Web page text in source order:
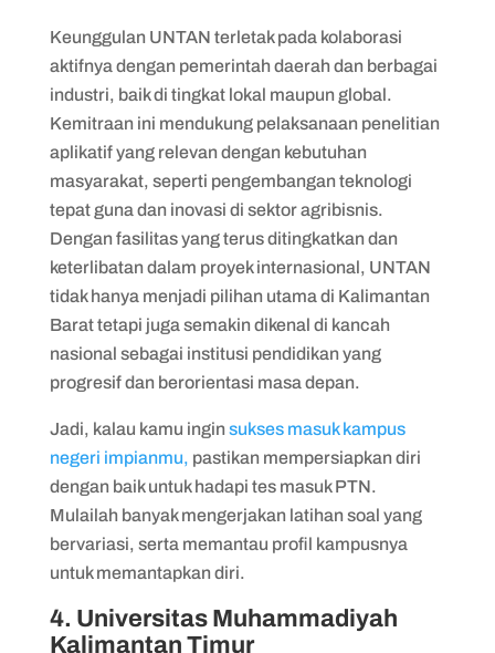
Keunggulan UNTAN terletak pada kolaborasi
aktifnya dengan pemerintah daerah dan berbagai
industri, baik di tingkat lokal maupun global.
Kemitraan ini mendukung pelaksanaan penelitian
aplikatif yang relevan dengan kebutuhan
masyarakat, seperti pengembangan teknologi
tepat guna dan inovasi di sektor agribisnis.
Dengan fasilitas yang terus ditingkatkan dan
keterlibatan dalam proyek internasional, UNTAN
tidak hanya menjadi pilihan utama di Kalimantan
Barat tetapi juga semakin dikenal di kancah
nasional sebagai institusi pendidikan yang
progresif dan berorientasi masa depan.
Jadi, kalau kamu inginsukses masuk kampus
negeri impianmu, pastikan mempersiapkan diri
dengan baik untuk hadapi tes masuk PTN.
Mulailah banyak mengerjakan latihan soal yang
bervariasi, serta memantau profil kampusnya
untuk memantapkan diri.
4. Universitas Muhammadiyah
Kalimantan Timur